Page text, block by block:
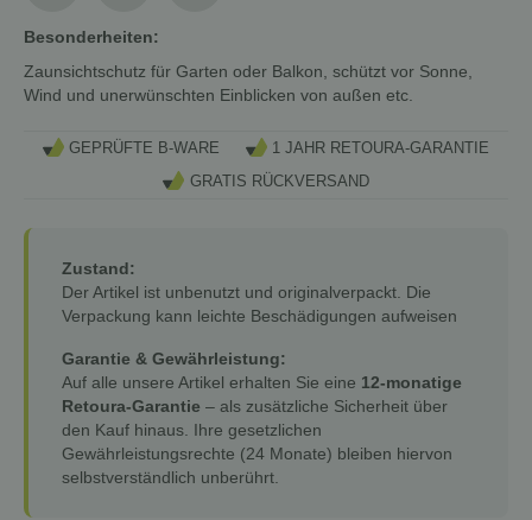
Besonderheiten:
Zaunsichtschutz für Garten oder Balkon, schützt vor Sonne,
Wind und unerwünschten Einblicken von außen etc.
GEPRÜFTE B-WARE
1 JAHR RETOURA-GARANTIE
GRATIS RÜCKVERSAND
Zustand:
Der Artikel ist unbenutzt und originalverpackt. Die
Verpackung kann leichte Beschädigungen aufweisen
Garantie & Gewährleistung:
Auf alle unsere Artikel erhalten Sie eine 12-monatige
Retoura-Garantie – als zusätzliche Sicherheit über
den Kauf hinaus. Ihre gesetzlichen
Gewährleistungsrechte (24 Monate) bleiben hiervon
selbstverständlich unberührt.